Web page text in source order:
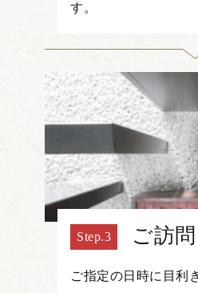
す。
ご訪
ご指定の日時に目利